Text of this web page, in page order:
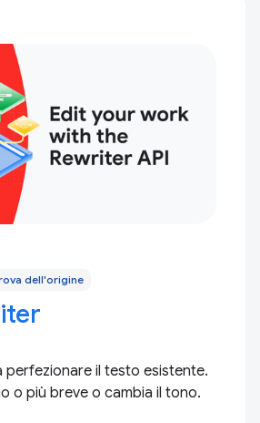
dell'origine
perfezionare il testo esistente.
o più breve o cambia il tono.